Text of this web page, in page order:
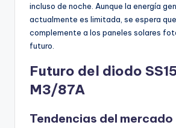
incluso de noche. Aunque la energía
actualmente es limitada, se espera
complemente a los paneles solares
futuro.
Futuro del diodo
M3/87A
Tendencias del mercado